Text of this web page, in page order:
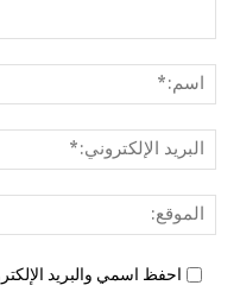
احفظ اسمي والبريد